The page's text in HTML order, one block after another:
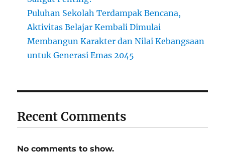
Puluhan Sekolah Terdampak Bencana,
Aktivitas Belajar Kembali Dimulai
Membangun Karakter dan Nilai Kebangsaan
untuk Generasi Emas 2045
Recent Comments
No comments to show.